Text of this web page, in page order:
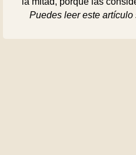
Puedes leer este